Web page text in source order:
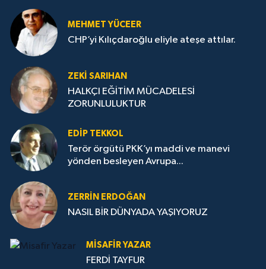
MEHMET YÜCEER
CHP’yi Kılıçdaroğlu eliyle ateşe attılar.
ZEKI SARIHAN
HALKÇI EĞİTİM MÜCADELESİ
ZORUNLULUKTUR
EDIP TEKKOL
Terör örgütü PKK’yı maddi ve manevi
yönden besleyen Avrupa...
ZERRIN ERDOĞAN
NASIL BİR DÜNYADA YAŞIYORUZ
MISAFIR YAZAR
FERDİ TAYFUR